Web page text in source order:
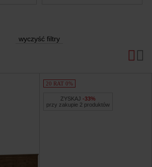
wyczyść filtry
20 RAT 0%
ZYSKAJ -33%
przy zakupie 2 produktów